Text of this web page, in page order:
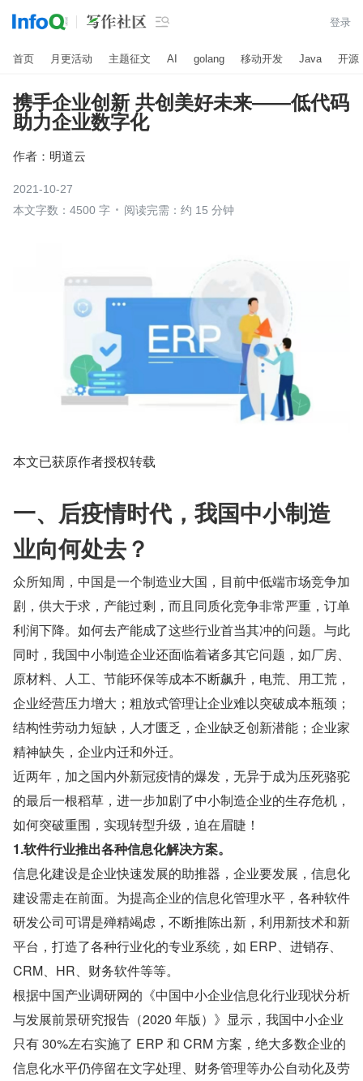
 登录
首页 月更活动 主题征文 AI golang 移动开发 Java 开源
携手企业创新 共创美好未来——低代码
助力企业数字化
作者： 明道云
2021-10-27
本文字数：4500 字
阅读完需：约 15 分钟
本文已获原作者授权转载
一、后疫情时代，我国中小制造
业向何处去？
众所知周，中国是一个制造业大国，目前中低端市场竞争加
剧，供大于求，产能过剩，而且同质化竞争非常严重，订单
利润下降。如何去产能成了这些行业首当其冲的问题。与此
同时，我国中小制造企业还面临着诸多其它问题，如厂房、
原材料、人工、节能环保等成本不断飙升，电荒、用工荒，
企业经营压力增大；粗放式管理让企业难以突破成本瓶颈；
结构性劳动力短缺，人才匮乏，企业缺乏创新潜能；企业家
精神缺失，企业内迁和外迁。
近两年，加之国内外新冠疫情的爆发，无异于成为压死骆驼
的最后一根稻草，进一步加剧了中小制造企业的生存危机，
如何突破重围，实现转型升级，迫在眉睫！
1.软件行业推出各种信息化解决方案。
信息化建设是企业快速发展的助推器，企业要发展，信息化
建设需走在前面。为提高企业的信息化管理水平，各种软件
研发公司可谓是殚精竭虑，不断推陈出新，利用新技术和新
平台，打造了各种行业化的专业系统，如 ERP、进销存、
CRM、HR、财务软件等等。
根据中国产业调研网的《中国中小企业信息化行业现状分析
与发展前景研究报告（2020 年版）》显示，我国中小企业
只有 30%左右实施了 ERP 和 CRM 方案，绝大多数企业的
信息化水平仍停留在文字处理、财务管理等办公自动化及劳